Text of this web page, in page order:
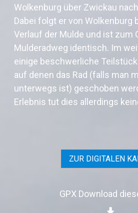
Wolkenburg über Zwickau
Dabei folgt er von Wolkenburg
Verlauf der Mulde und ist zum
Mulderadweg identisch. Im
einige beschwerliche
auf denen das Rad (falls man
unterwegs ist) geschoben
Erlebnis tut dies allerdings
ZUR DIGITALEN
GPX Download